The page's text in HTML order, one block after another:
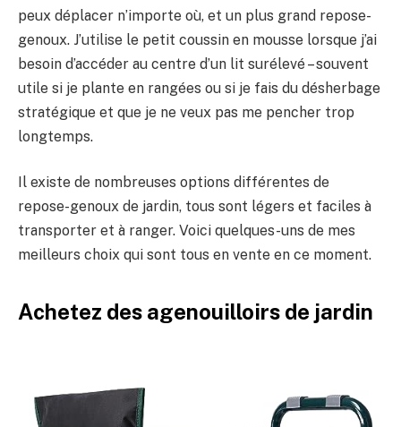
peux déplacer n’importe où, et un plus grand repose-
genoux. J’utilise le petit coussin en mousse lorsque j’ai
besoin d’accéder au centre d’un lit surélevé – souvent
utile si je plante en rangées ou si je fais du désherbage
stratégique et que je ne veux pas me pencher trop
longtemps.
Il existe de nombreuses options différentes de
repose-genoux de jardin, tous sont légers et faciles à
transporter et à ranger. Voici quelques-uns de mes
meilleurs choix qui sont tous en vente en ce moment.
Achetez des agenouilloirs de jardin